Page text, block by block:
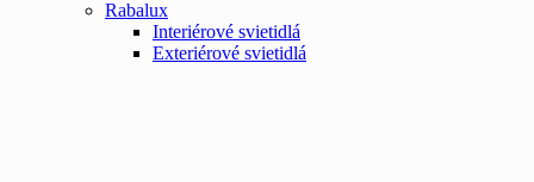
Rabalux
Interiérové svietidlá
Exteriérové svietidlá